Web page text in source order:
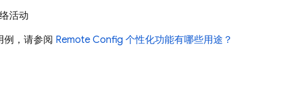
活动
例，请参阅 Remote Config 个性化功能有哪些用途？